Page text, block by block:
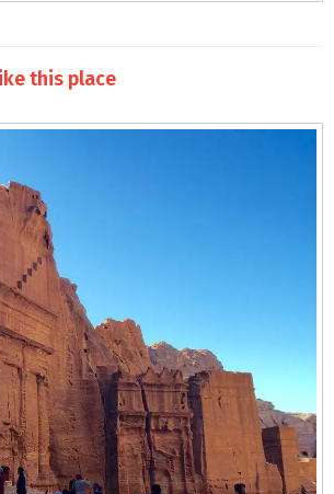
this place